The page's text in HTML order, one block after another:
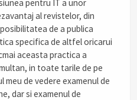
pentru IT a unor
al revistelor, din
de a publica
specifica de altfel oricarui
aceasta practica a
in toate tarile de pe
de vedere examenul de
dar si examenul de